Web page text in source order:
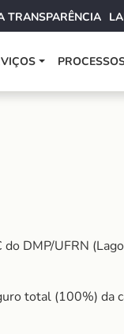
TRANSPARÊNCIA
DMP/UFRN
total (100%) da